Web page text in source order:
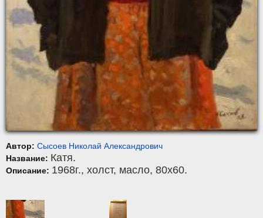
Автор: Сысоев Николай Александрович
Название: Катя.
Описание: 1968г., холст, масло, 80x60.